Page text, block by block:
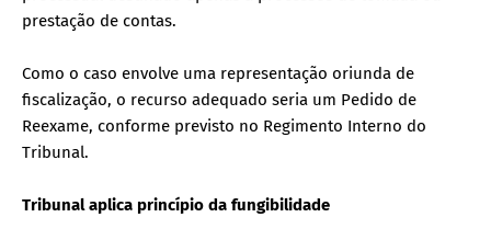
prestação de contas.
Como o caso envolve uma representação oriunda de
fiscalização, o recurso adequado seria um Pedido de
Reexame, conforme previsto no Regimento Interno do
Tribunal.
Tribunal aplica princípio da fungibilidade